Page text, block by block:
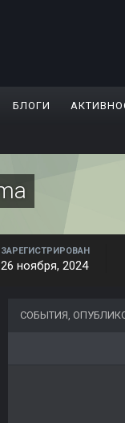
БЛОГИ
ЗАРЕГИСТРИРОВАН
26 ноября, 2024
СОБЫТИЯ,